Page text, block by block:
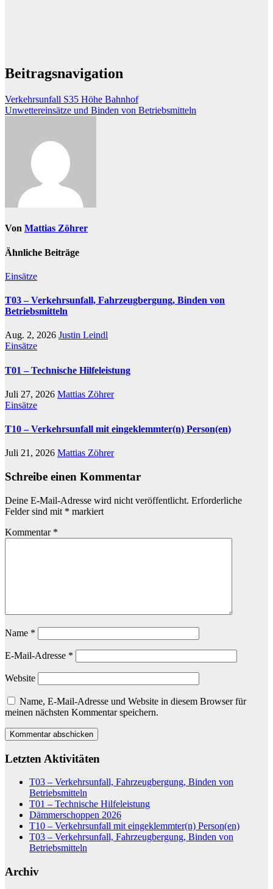
Beitragsnavigation
Verkehrsunfall S35 Höhe Bahnhof
Unwettereinsätze und Binden von Betriebsmitteln
Von Mattias Zöhrer
Ähnliche Beiträge
Einsätze
T03 – Verkehrsunfall, Fahrzeugbergung, Binden von
Betriebsmitteln
Aug. 2, 2026 Justin Leindl
Einsätze
T01 – Technische Hilfeleistung
Juli 27, 2026 Mattias Zöhrer
Einsätze
T10 – Verkehrsunfall mit eingeklemmter(n) Person(en)
Juli 21, 2026 Mattias Zöhrer
Schreibe einen Kommentar
Deine E-Mail-Adresse wird nicht veröffentlicht. Erforderliche
Felder sind mit * markiert
Kommentar *
Name *
E-Mail-Adresse *
Website
Name, E-Mail-Adresse und Website in diesem Browser für
meinen nächsten Kommentar speichern.
Letzten Aktivitäten
T03 – Verkehrsunfall, Fahrzeugbergung, Binden von
Betriebsmitteln
T01 – Technische Hilfeleistung
Dämmerschoppen 2026
T10 – Verkehrsunfall mit eingeklemmter(n) Person(en)
T03 – Verkehrsunfall, Fahrzeugbergung, Binden von
Betriebsmitteln
Archiv